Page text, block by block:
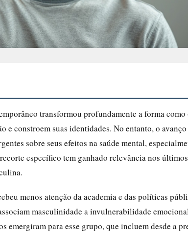
transformou profundamente a forma
e constroem suas identidades. No entanto, o avanço
sobre seus efeitos na saúde mental,
específico tem ganhado relevância nos
menos atenção da academia e das políticas
masculinidade a invulnerabilidade
emergiram para esse grupo, que incluem desde a